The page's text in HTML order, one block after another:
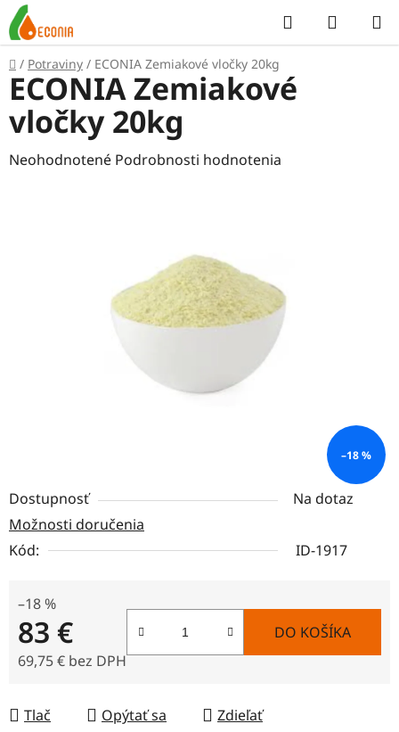
Prejsť
na
obsah
Hľadať
KOŠÍK
Domov
/ Potraviny / ECONIA Zemiakové vločky 20kg
Dostupnosť
Na dotaz
Možnosti doručenia
Kód:
ID-1917
–18 %
83 €
69,75 € bez DPH
DO KOŠÍKA
Tlač Opýtať sa Zdieľať
ECONIA Zemiakové
vločky 20kg
Priemerné
Neohodnotené Podrobnosti hodnotenia
–18 %